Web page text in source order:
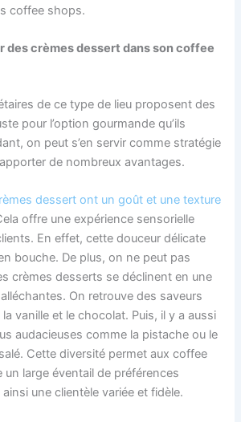
coffee shops.
des crèmes dessert dans son coffee
de ce type de lieu proposent des
pour l’option gourmande qu’ils
on peut s’en servir comme stratégie
de nombreux avantages.
dessert ont un goût et une texture
offre une expérience sensorielle
En effet, cette douceur délicate
bouche. De plus, on ne peut pas
crèmes desserts se déclinent en une
On retrouve des saveurs
vanille et le chocolat. Puis, il y a aussi
audacieuses comme la pistache ou le
Cette diversité permet aux coffee
large éventail de préférences
une clientèle variée et fidèle.